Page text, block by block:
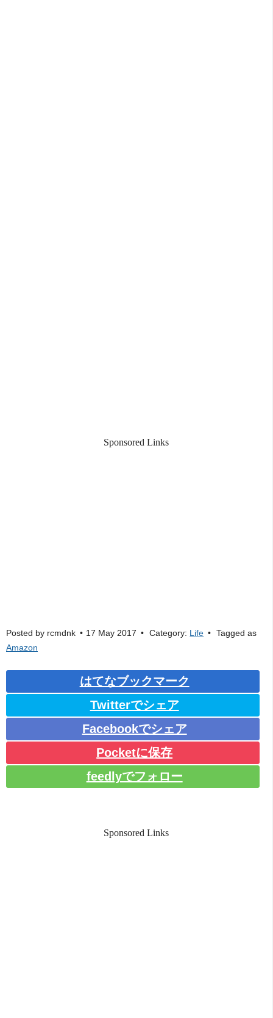
Sponsored Links
Posted by rcmdnk 17 May 2017 Category: Life
Tagged as
Amazon
はてなブックマーク
Twitterでシェア
Facebookでシェア
Pocketに保存
feedlyでフォロー
Sponsored Links